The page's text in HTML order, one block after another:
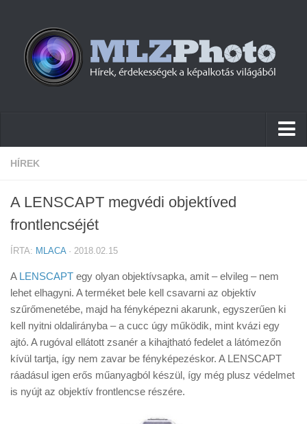
Hírek
Cikkek
Tudástár
Tanácsok
Érdekességek
Helyszíni Riport
E-BB
HÍREK
A LENSCAPT megvédi objektíved
frontlencséjét
ÍRTA: MLACA· 2018.02.15
A LENSCAPT egy olyan objektívsapka, amit – elvileg – nem
lehet elhagyni. A terméket bele kell csavarni az objektív
szűrőmenetébe, majd ha fényképezni akarunk, egyszerűen ki
kell nyitni oldalirányba – a cucc úgy működik, mint kvázi egy
ajtó. A rugóval ellátott zsanér a kihajtható fedelet a látómezőn
kívül tartja, így nem zavar be fényképezéskor. A LENSCAPT
ráadásul igen erős műanyagból készül, így még plusz védelmet
is nyújt az objektív frontlencse részére.